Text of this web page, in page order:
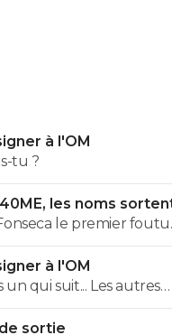
à l'OM
tu ?
les noms
le premier foutu
s'en porterait tout
à l'OM
un qui suit... Les autres
non ?
sortie